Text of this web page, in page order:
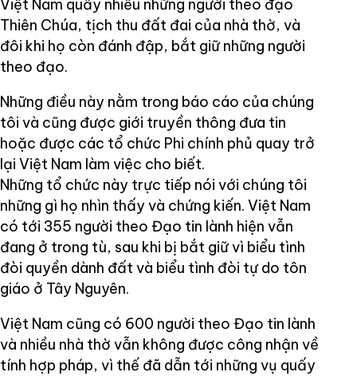
Việt Nam quấy nhiễu những người theo đạo
Thiên Chúa, tịch thu đất đai của nhà thờ, và
đôi khi họ còn đánh đập, bắt giữ những người
theo đạo.
Những điều này nằm trong báo cáo của chúng
tôi và cũng được giới truyền thông đưa tin
hoặc được các tổ chức Phi chính phủ quay trở
lại Việt Nam làm việc cho biết.
Những tổ chức này trực tiếp nói với chúng tôi
những gì họ nhìn thấy và chứng kiến. Việt Nam
có tới 355 người theo Đạo tin lành hiện vẫn
đang ở trong tù, sau khi bị bắt giữ vì biểu tình
đòi quyền dành đất và biểu tình đòi tự do tôn
giáo ở Tây Nguyên.
Việt Nam cũng có 600 người theo Đạo tin lành
và nhiều nhà thờ vẫn không được công nhận về
tính hợp pháp, vì thế đã dẫn tới những vụ quấy